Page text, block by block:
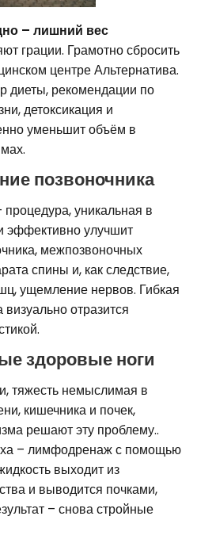
– лишний вес
грации. Грамотно сбросить
центре Альтернатива.
диеты, рекомендации по
детоксикация и
уменьшит объём в
позвоночника
уникальная в
эффективно улучшит
межпозвоночных
спины и, как следствие,
ущемление нервов. Гибкая
отразится
здоровые ноги
тяжесть немыслимая в
кишечника и почек,
решают эту проблему..
– лимфодренаж с помощью
выходит из
и выводится почками,
– снова стройные